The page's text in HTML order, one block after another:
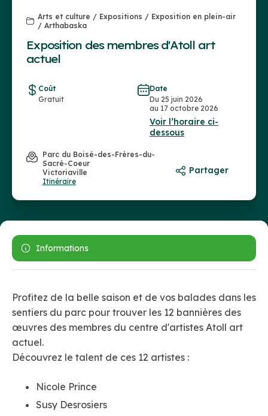
Arts et culture / Expositions / Exposition en plein-air
/ Arthabaska
Exposition des membres d'Atoll art
actuel
Coût
Gratuit
Date
Du 25 juin 2026
au 17 octobre 2026
Voir l’horaire ci-
dessous
Parc du Boisé-des-Frères-du-
Sacré-Coeur
Victoriaville
Itinéraire
Partager
Informations
Profitez de la belle saison et de vos balades dans les
sentiers du parc pour trouver les 12 bannières des
œuvres des membres du centre d'artistes Atoll art
actuel.
Découvrez le talent de ces 12 artistes :
Nicole Prince
Susy Desrosiers